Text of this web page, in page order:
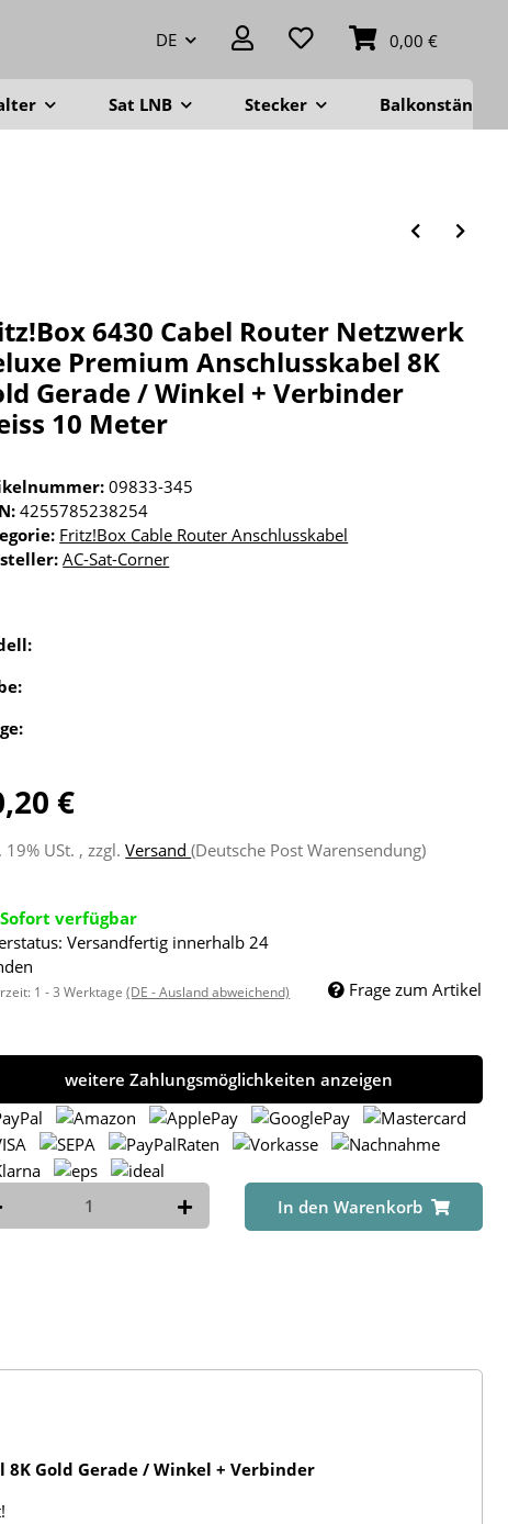
DE 0,00 €
Sat LNB Stecker Balkonständer
6430 Cabel Router Netzwerk
Premium Anschlusskabel 8K
Gerade / Winkel + Verbinder
10 Meter
09833-345
4255785238254
Fritz!Box Cable Router Anschlusskabel
AC-Sat-Corner
€
19% USt. , zzgl.Versand(Deutsche Post Warensendung)
Sofort verfügbar
Versandfertig innerhalb 24
1 - 3 Werktage(DE - Ausland abweichend) Frage zum Artikel
weitere Zahlungsmöglichkeiten anzeigen
In den Warenkorb
Gold Gerade / Winkel + Verbinder